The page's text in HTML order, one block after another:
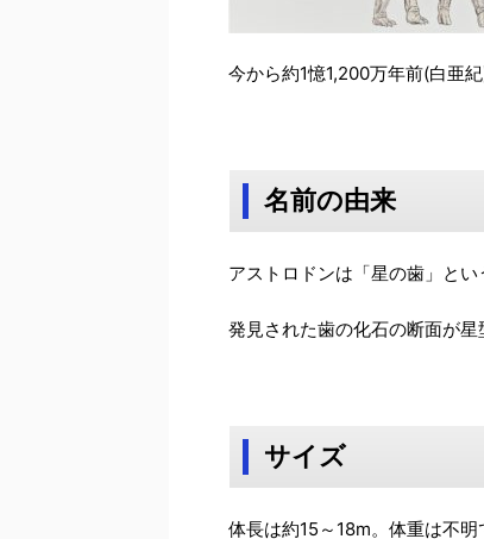
今から約1憶1,200万年前(白亜
名前の由来
アストロドンは「星の歯」とい
発見された歯の化石の断面が星
サイズ
体長は約15～18m。体重は不明